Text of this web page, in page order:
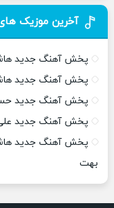
آخرین موزیک
پخش آهنگ جدید
پخش آهنگ جدید
پخش آهنگ جدید
پخش آهنگ جدید علی
پخش آهنگ جدید
بهت